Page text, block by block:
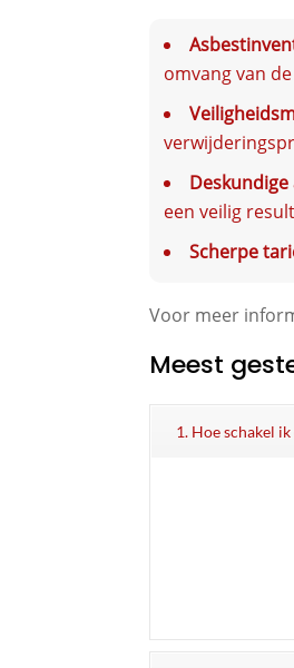
omvang van
Deskundige
een veilig
Scherpe
Voor meer
Meest
1. Hoe schakel